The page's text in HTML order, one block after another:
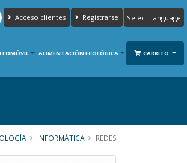
Acceso clientes Registrarse
Translate
ALIMENTACIÓN ECOLÓGICA CARRITO
INFORMÁTICA REDES